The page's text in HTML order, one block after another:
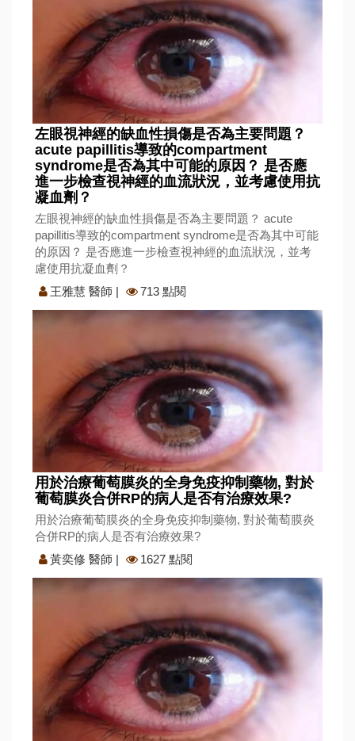
左眼視神經的缺血性損傷是否為主要問題？
acute papillitis導致的compartment
syndrome是否為其中可能的原因？ 是否應
進一步檢查視神經的血流狀況，並考慮使用抗
凝血劑？
左眼視神經的缺血性損傷是否為主要問題？ acute
papillitis導致的compartment syndrome是否為其中可能
的原因？ 是否應進一步檢查視神經的血流狀況，並考
慮使用抗凝血劑？
王雅慧 醫師 | 713 點閱
用於治療葡萄膜炎的全身免疫抑制藥物, 對於
葡萄膜炎合併RP的病人是否有治療效果?
用於治療葡萄膜炎的全身免疫抑制藥物, 對於葡萄膜炎
合併RP的病人是否有治療效果?
黃奕修 醫師 | 1627 點閱